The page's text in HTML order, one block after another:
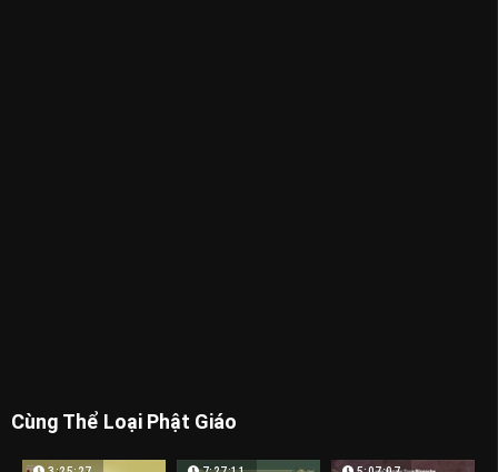
Cùng Thể Loại Phật Giáo